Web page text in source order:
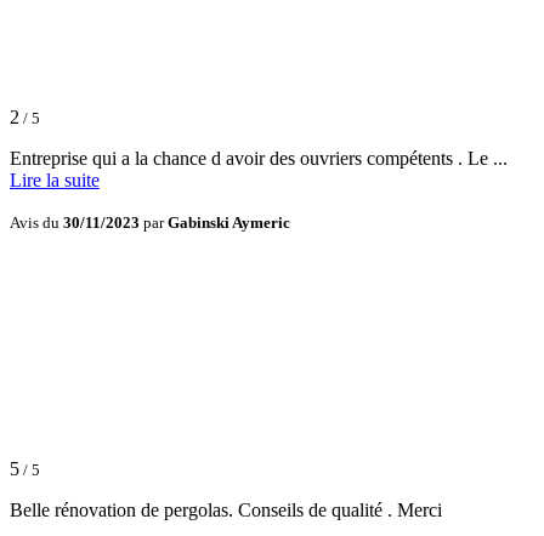
2 / 5
Entreprise qui a la chance d avoir des ouvriers compétents . Le ...
Lire la suite
Avis du 30/11/2023 parGabinski Aymeric
5 / 5
Belle rénovation de pergolas. Conseils de qualité . Merci